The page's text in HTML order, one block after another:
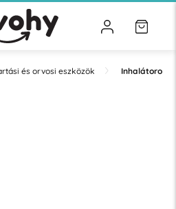
és orvosi eszközök Inhalátorok